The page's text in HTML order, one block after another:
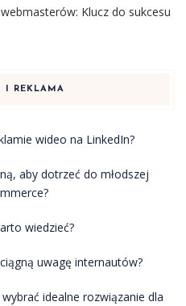
Klucz do sukcesu
I REKLAMA
wideo na LinkedIn?
aby dotrzeć do młodszej
wiedzieć?
uwagę internautów?
idealne rozwiązanie dla